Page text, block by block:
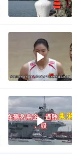
干部带头休假
80后女柜员逆袭成4200亿银行副行长
干挑大梁